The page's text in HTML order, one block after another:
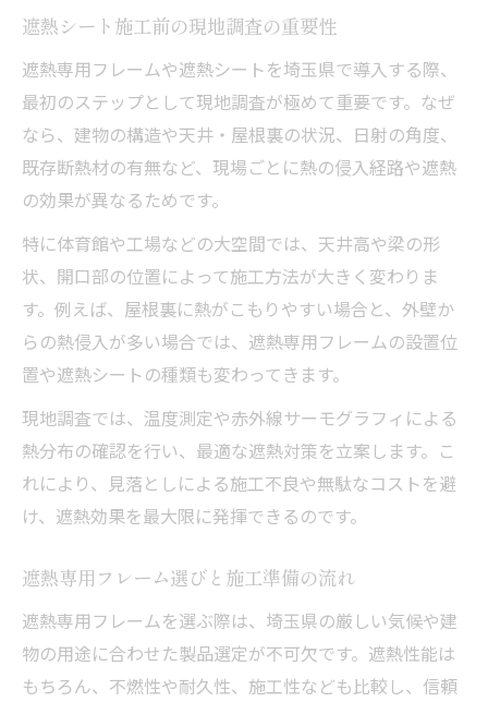
遮熱シート施工前の現地調査の重要性
遮熱専用フレームや遮熱シートを埼玉県で導入する際、
最初のステップとして現地調査が極めて重要です。なぜ
なら、建物の構造や天井・屋根裏の状況、日射の角度、
既存断熱材の有無など、現場ごとに熱の侵入経路や遮熱
の効果が異なるためです。
特に体育館や工場などの大空間では、天井高や梁の形
状、開口部の位置によって施工方法が大きく変わりま
す。例えば、屋根裏に熱がこもりやすい場合と、外壁か
らの熱侵入が多い場合では、遮熱専用フレームの設置位
置や遮熱シートの種類も変わってきます。
現地調査では、温度測定や赤外線サーモグラフィによる
熱分布の確認を行い、最適な遮熱対策を立案します。こ
れにより、見落としによる施工不良や無駄なコストを避
け、遮熱効果を最大限に発揮できるのです。
遮熱専用フレーム選びと施工準備の流れ
遮熱専用フレームを選ぶ際は、埼玉県の厳しい気候や建
物の用途に合わせた製品選定が不可欠です。遮熱性能は
もちろん、不燃性や耐久性、施工性なども比較し、信頼